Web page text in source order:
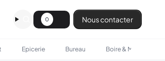
0 Nous contacter
Epicerie Bureau Boire & Manger